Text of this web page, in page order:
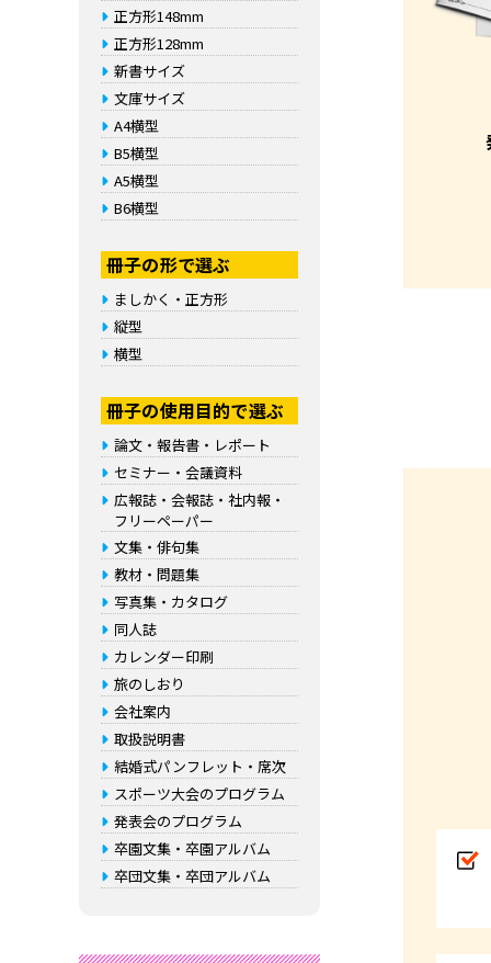
正方形148mm
正方形128mm
新書サイズ
文庫サイズ
A4横型
B5横型
A5横型
B6横型
冊子の形で選ぶ
ましかく・正方形
縦型
横型
冊子の使用目的で選ぶ
論文・報告書・レポート
セミナー・会議資料
広報誌・会報誌・社内報・
フリーペーパー
文集・俳句集
教材・問題集
写真集・カタログ
同人誌
カレンダー印刷
旅のしおり
会社案内
取扱説明書
結婚式パンフレット・席次
スポーツ大会のプログラム
発表会のプログラム
卒園文集・卒園アルバム
卒団文集・卒団アルバム